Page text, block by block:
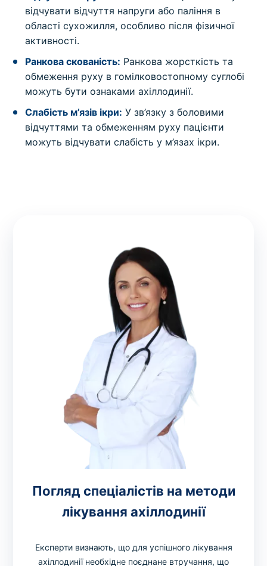
відчувати відчуття напруги або паління в
області сухожилля, особливо після фізичної
активності.
Ранкова скованість: Ранкова жорсткість та
обмеження руху в гомілковостопному суглобі
можуть бути ознаками ахіллодинії.
Слабість м’язів ікри: У зв’язку з боловими
відчуттями та обмеженням руху пацієнти
можуть відчувати слабість у м’язах ікри.
Погляд спеціалістів на методи
лікування ахіллодинії
Експерти визнають, що для успішного лікування
ахіллодинії необхідне поєднане втручання, що